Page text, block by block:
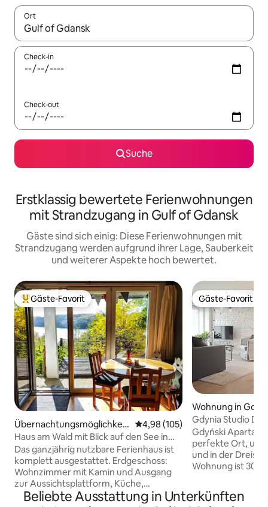
Ort
Wenn Ergebnisse verfügbar sind, navigiere mit den
Check-in
Check-out
Suche
Erstklassig bewertete Ferienwohnungen
mit Strandzugang in Gulf of Gdansk
Gäste sind sich einig: Diese Ferienwohnungen mit
Strandzugang werden aufgrund ihrer Lage, Sauberkeit
und weiterer Aspekte hoch bewertet.
Beliebter Gäste-Favorit.
Gäste-Favorit
Übernachtungsmöglichkeit
in Zawory
Durchschnittliche Bewertung:
4,98 (105)
Haus am Wald mit Blick auf den See in
Kaschubien
Das ganzjährig nutzbare Ferienhaus ist
komplett ausgestattet. Erdgeschoss:
Wohnzimmer mit Kamin und Ausgang
zur Aussichtsplattform, Küche,
Badezimmer mit Dusche.
Gäste-Favorit
Gäste-Favorit
Wohnung in
Gdynia Studio
Minuten vom
Gdyński
perfekte Ort, um
und in der
Wohnung ist 30
vierstöckigen
ruhigen Straße
Beliebte Ausstattung in Unterkünften